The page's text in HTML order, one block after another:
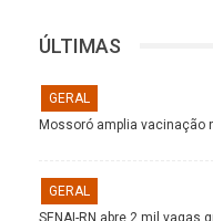
ÚLTIMAS
GERAL
Mossoró amplia vacinação
GERAL
SENAI-RN abre 2 mil vagas